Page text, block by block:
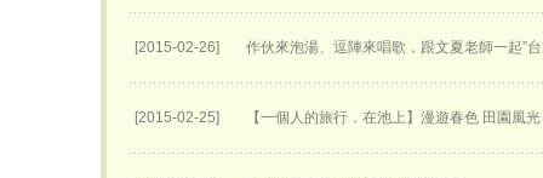
[2015-02-26] 作伙來泡湯、逗陣來唱歌，跟文夏老師一起”
[2015-02-25] 【一個人的旅行．在池上】漫遊春色 田園風光